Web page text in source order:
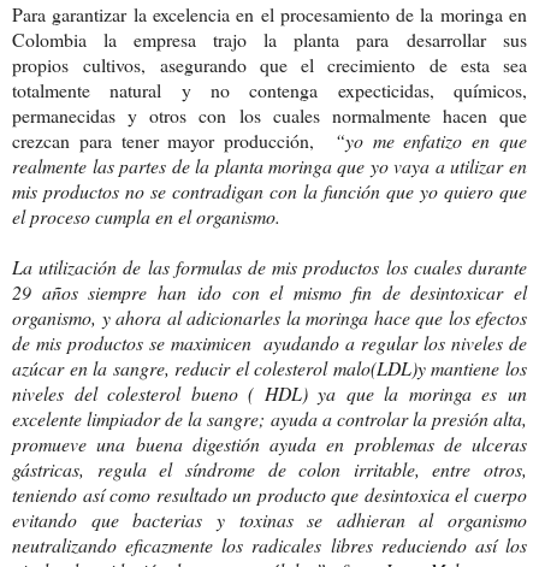
Para garantizar la excelencia en el procesamiento de la moringa en
Colombia la empresa trajo la planta para desarrollar sus
propios cultivos, asegurando que el crecimiento de esta sea
totalmente natural y no contenga expecticidas, químicos,
permanecidas y otros con los cuales normalmente hacen que
crezcan para tener mayor producción,
“yo me enfatizo en que
realmente las partes de la planta moringa que yo vaya a utilizar en
mis productos no se contradigan con la función que yo quiero que
el proceso cumpla en el organismo.
La utilización de las formulas de mis productos los cuales durante
29 años siempre han ido con el mismo fin de desintoxicar el
organismo, y ahora al adicionarles la moringa hace que los efectos
de mis productos se maximicen ayudando a regular los niveles de
azúcar en la sangre, reducir el colesterol malo(LDL)y mantiene los
niveles del colesterol bueno ( HDL) ya que la moringa es un
excelente limpiador de la sangre; ayuda a controlar la presión alta,
promueve una buena digestión ayuda en problemas de ulceras
gástricas, regula el síndrome de colon irritable, entre otros,
teniendo así como resultado un producto que desintoxica el cuerpo
evitando que bacterias y toxinas se adhieran al organismo
neutralizando eficazmente los radicales libres reduciendo así los